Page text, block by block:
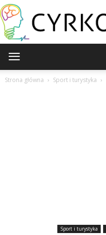
Strona główna Sport i turystyka
Sport i turystyka